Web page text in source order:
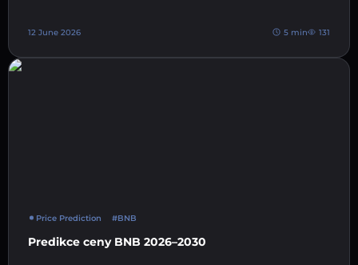
12 June 2026 5 min 131
Price Prediction #BNB
Predikce ceny BNB 2026–2030